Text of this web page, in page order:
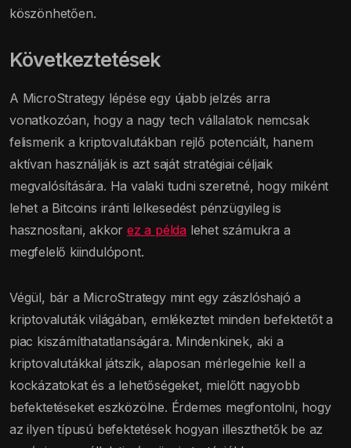
köszönhetően.
Következtetések
A MicroStrategy lépése egy újabb jelzés arra
vonatkozóan, hogy a nagy tech vállalatok nemcsak
felismerik a kriptovalutákban rejlő potenciált, hanem
aktívan használják is azt saját stratégiai céljaik
megvalósítására. Ha valaki tudni szeretné, hogy miként
lehet a Bitcoins iránti lelkesedést pénzügyileg is
hasznosítani, akkorez a példa lehet számukra a
megfelelő kiindulópont.
Végül, bár a MicroStrategy mint egy zászlóshajó a
kriptovaluták világában, emlékeztet minden befektetőt a
piac kiszámíthatatlanságára. Mindenkinek, aki a
kriptovalutákkal játszik, alaposan mérlegelnie kell a
kockázatokat és a lehetőségeket, mielőtt nagyobb
befektetéseket eszközölne. Érdemes megfontolni, hogy
az ilyen típusú befektetések hogyan illeszthetők be az